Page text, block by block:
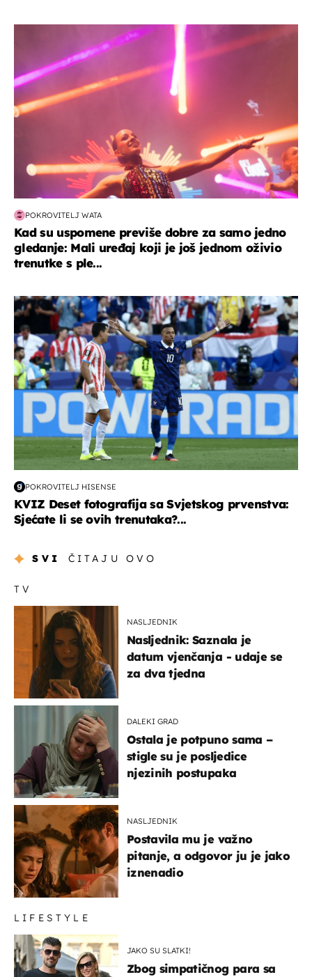
POKROVITELJ WATA
Kad su uspomene previše dobre za samo jedno
gledanje: Mali uređaj koji je još jednom oživio
trenutke s ple...
svjetsko prvenstvo 2026
POKROVITELJ HISENSE
KVIZ Deset fotografija sa Svjetskog prvenstva:
Sjećate li se ovih trenutaka?...
SVI ČITAJU OVO
TV
NASLJEDNIK
Nasljednik: Saznala je
datum vjenčanja - udaje se
za dva tjedna
DALEKI GRAD
Ostala je potpuno sama –
stigle su je posljedice
njezinih postupaka
NASLJEDNIK
Postavila mu je važno
pitanje, a odgovor ju je jako
iznenadio
LIFESTYLE
JAKO SU SLATKI!
Zbog simpatičnog para sa